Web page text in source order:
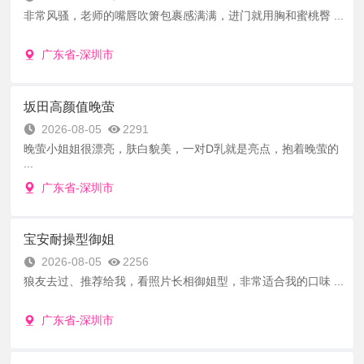
非常风骚，老师的嘴唇吹箫包裹感满满，进门就用胸和蜜桃臀 ...
广东省-深圳市
坂田高颜值晚萤
2026-08-05
2291
晚萤小姐姐很漂亮，肤白貌美，一对D乳就是亮点，抱着晚萤的
广东省-深圳市
宝安耐操型御姐
2026-08-05
2256
狼友去过、推荐给我，看照片长相御姐型，非常适合我的口味 ...
广东省-深圳市